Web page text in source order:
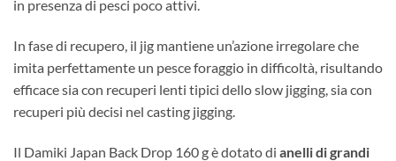
in presenza di pesci poco attivi.
In fase di recupero, il jig mantiene un’azione irregolare che
imita perfettamente un pesce foraggio in difficoltà, risultando
efficace sia con recuperi lenti tipici dello slow jigging, sia con
recuperi più decisi nel casting jigging.
Il Damiki Japan Back Drop 160 g è dotato di anelli di grandi